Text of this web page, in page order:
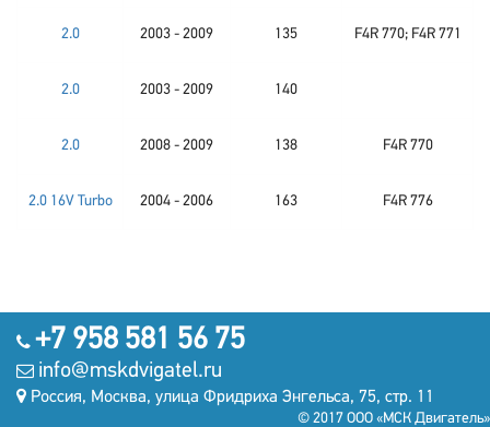
2.0 2003 - 2009 135 F4R 770; F4R 771
2.0 2003 - 2009 140
2.0 2008 - 2009 138 F4R 770
2.0 16V Turbo 2004 - 2006 163 F4R 776
+7 958 581 56 75
info@mskdvigatel.ru
Россия, Москва, улица Фридриха Энгельса, 75, стр. 11
© 2017 ООО «МСК Двигатель»